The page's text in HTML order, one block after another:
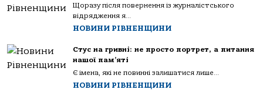
Щоразу після повернення із журналістського
відрядження я...
НОВИНИ РІВНЕНЩИНИ
Стус на гривні: не просто портрет, а питання
нашої пам’яті
Є імена, які не повинні залишатися лише...
НОВИНИ РІВНЕНЩИНИ